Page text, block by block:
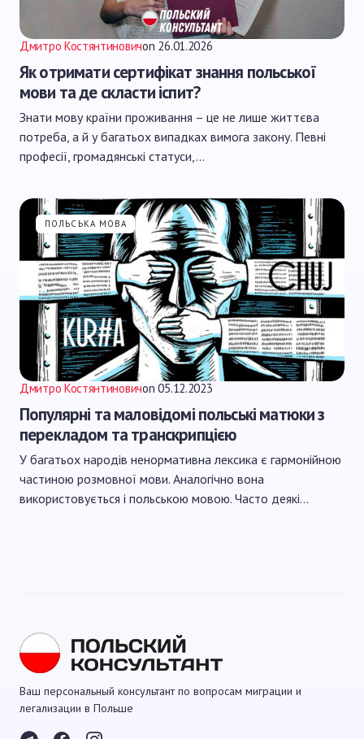
Дмитро Костянтиновичon 26.01.2026
Як отримати сертифікат знання польської
мови та де скласти іспит?
Знати мову країни проживання – це не лише життєва
потреба, а й у багатьох випадках вимога закону. Певні
професії, громадянські статуси,…
ПОЛЬСЬКА МОВА
Дмитро Костянтиновичon 05.12.2023
Популярні та маловідомі польські матюки з
перекладом та транскрипцією
У багатьох народів ненормативна лексика є гармонійною
частиною розмовної мови. Аналогічно вона
використовується і польською мовою. Часто деякі…
Ваш персональный консультант по вопросам миграции и
легализации в Польше